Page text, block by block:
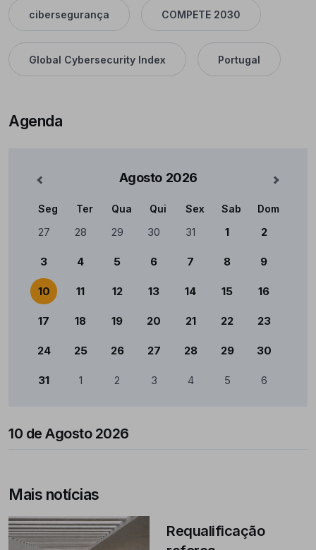
cibersegurança COMPETE 2030
Global Cybersecurity Index Portugal
Agenda
Agosto 2026 Mês
Calendário
Seg Ter Qua Qui Sex Sab Dom
27 28 29 30 31 1 2
3 4 5 6 7 8 9
10 11 12 13 14 15 16
17 18 19 20 21 22 23
24 25 26 27 28 29 30
31 1 2 3 4 5 6
10 de Agosto 2026
Mais notícias
Requalificação